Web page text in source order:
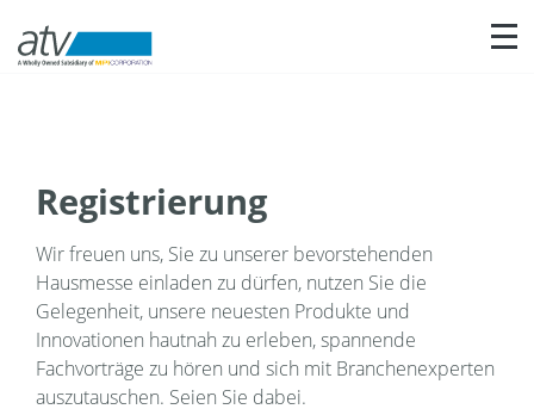
Registrierung
Wir freuen uns, Sie zu unserer bevorstehenden
Hausmesse einladen zu dürfen, nutzen Sie die
Gelegenheit, unsere neuesten Produkte und
Innovationen hautnah zu erleben, spannende
Fachvorträge zu hören und sich mit Branchenexperten
auszutauschen. Seien Sie dabei.